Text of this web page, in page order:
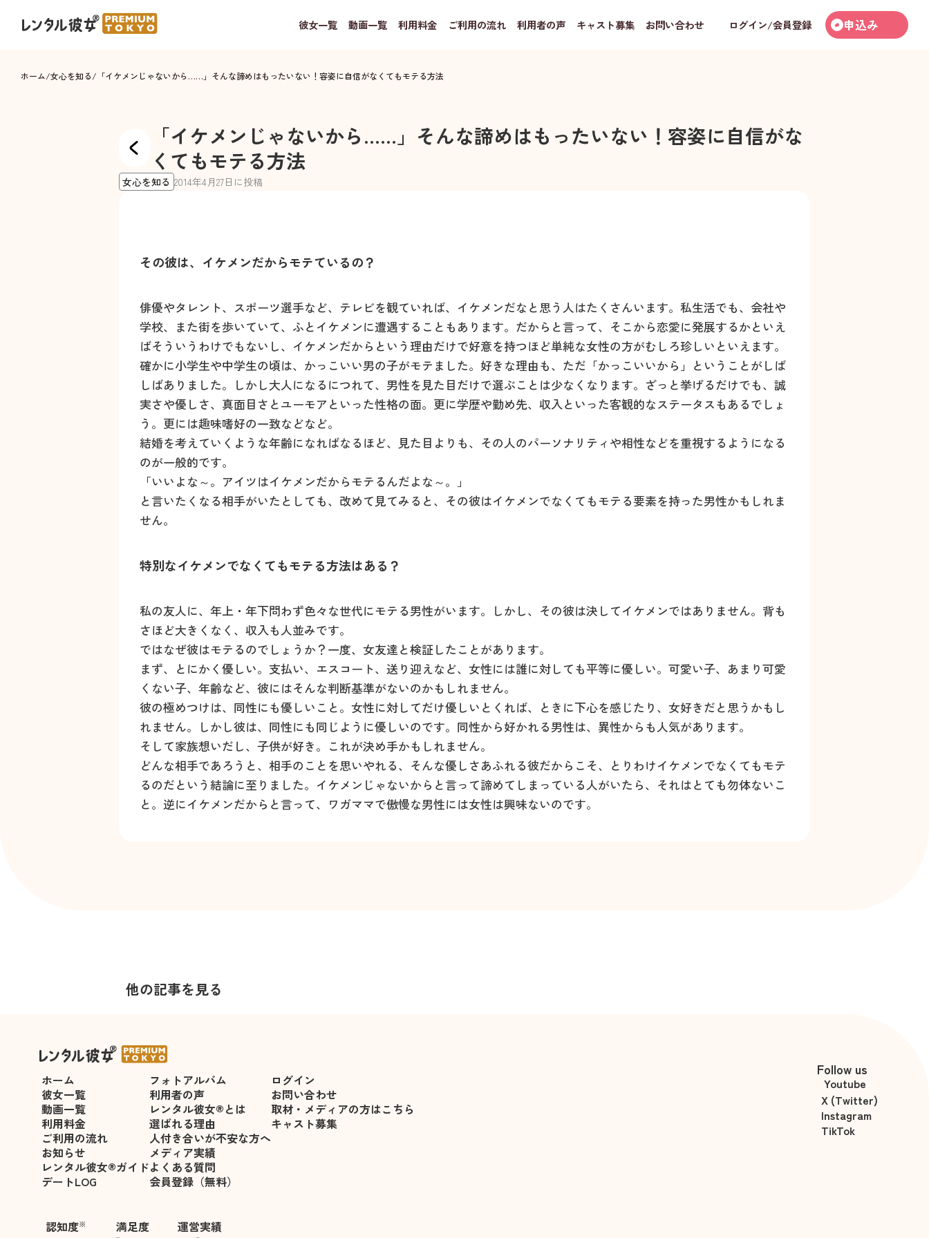
彼女一覧 動画一覧 利用料金 ご利用の流れ 利用者の声 キャスト募集 お問い合わせ ログイン/会員登録 申込み
ホーム/女心を知る/ 「イケメンじゃないから……」そんな諦めはもったいない！容姿に自信がなくてもモテる方法
「イケメンじゃないから……」そんな諦めはもったいない！容姿に自信がな
くてもモテる方法
女心を知る 2014年4月27日に投稿
その彼は、イケメンだからモテているの？
俳優やタレント、スポーツ選手など、テレビを観ていれば、イケメンだなと思う人はたくさんいます。私生活でも、会社や
学校、また街を歩いていて、ふとイケメンに遭遇することもあります。だからと言って、そこから恋愛に発展するかといえ
ばそういうわけでもないし、イケメンだからという理由だけで好意を持つほど単純な女性の方がむしろ珍しいといえます。
確かに小学生や中学生の頃は、かっこいい男の子がモテました。好きな理由も、ただ「かっこいいから」ということがしば
しばありました。しかし大人になるにつれて、男性を見た目だけで選ぶことは少なくなります。ざっと挙げるだけでも、誠
実さや優しさ、真面目さとユーモアといった性格の面。更に学歴や勤め先、収入といった客観的なステータスもあるでしょ
う。更には趣味嗜好の一致などなど。
結婚を考えていくような年齢になればなるほど、見た目よりも、その人のパーソナリティや相性などを重視するようになる
のが一般的です。
「いいよな～。アイツはイケメンだからモテるんだよな～。」
と言いたくなる相手がいたとしても、改めて見てみると、その彼はイケメンでなくてもモテる要素を持った男性かもしれま
せん。
特別なイケメンでなくてもモテる方法はある？
私の友人に、年上・年下問わず色々な世代にモテる男性がいます。しかし、その彼は決してイケメンではありません。背も
さほど大きくなく、収入も人並みです。
ではなぜ彼はモテるのでしょうか？一度、女友達と検証したことがあります。
まず、とにかく優しい。支払い、エスコート、送り迎えなど、女性には誰に対しても平等に優しい。可愛い子、あまり可愛
くない子、年齢など、彼にはそんな判断基準がないのかもしれません。
彼の極めつけは、同性にも優しいこと。女性に対してだけ優しいとくれば、ときに下心を感じたり、女好きだと思うかもし
れません。しかし彼は、同性にも同じように優しいのです。同性から好かれる男性は、異性からも人気があります。
そして家族想いだし、子供が好き。これが決め手かもしれません。
どんな相手であろうと、相手のことを思いやれる、そんな優しさあふれる彼だからこそ、とりわけイケメンでなくてもモテ
るのだという結論に至りました。イケメンじゃないからと言って諦めてしまっている人がいたら、それはとても勿体ないこ
と。逆にイケメンだからと言って、ワガママで傲慢な男性には女性は興味ないのです。
他の記事を見る
ホーム
彼女一覧
動画一覧
利用料金
ご利用の流れ
お知らせ
レンタル彼女®ガイド
デートLOG
フォトアルバム
利用者の声
レンタル彼女®とは
選ばれる理由
人付き合いが不安な方へ
メディア実績
よくある質問
会員登録（無料）
ログイン
お問い合わせ
取材・メディアの方はこちら
キャスト募集
認知度※ 満足度 運営実績
Follow us
Youtube
X (Twitter)
Instagram
TikTok